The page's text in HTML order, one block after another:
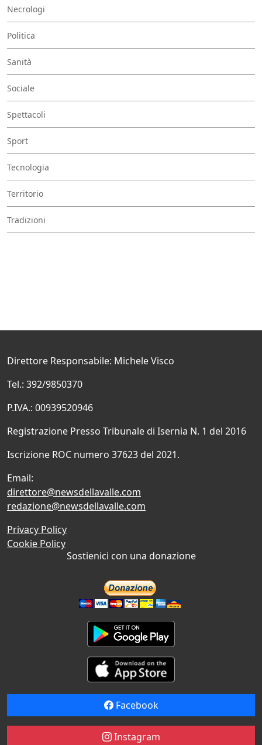
Necrologi
Politica
Sanità
Sociale
Spettacoli
Sport
Tecnologia
Territorio
Tradizioni
Direttore Responsabile: Michele Visco
Tel.: 392/9850370
P.IVA.: 00939520946
Registrazione Presso Tribunale di Isernia N. 1 del 2016
Iscrizione ROC numero 37623 del 2021.
Email:
direttore@newsdellavalle.com
redazione@newsdellavalle.com
Privacy Policy
Cookie Policy
Sostienici con una donazione
Facebook
Instagram